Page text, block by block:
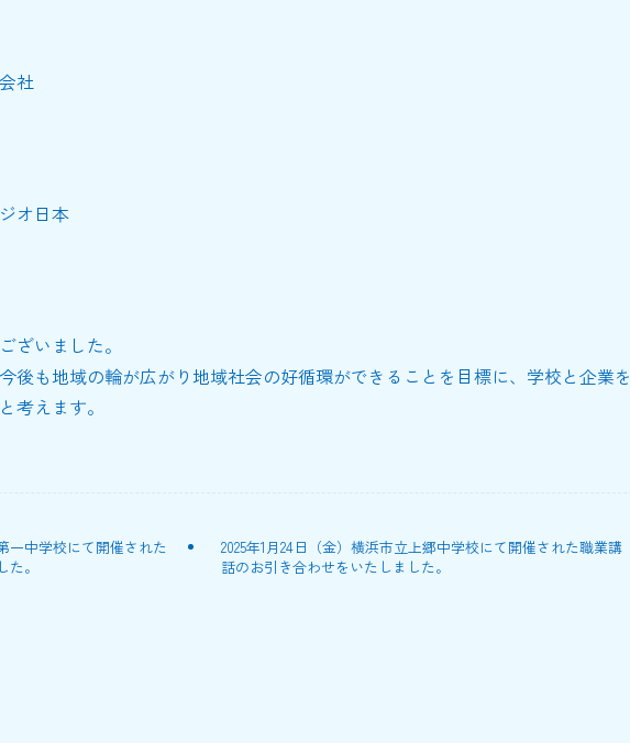
社
オ日本
ざいました。
後も地域の輪が広がり地域社会の好循環ができることを目標に、学校と企業を
考えます。
一中学校にて開催された
。
2025年1月24日（金）横浜市立上郷中学校にて開催された職業講
話のお引き合わせをいたしました。